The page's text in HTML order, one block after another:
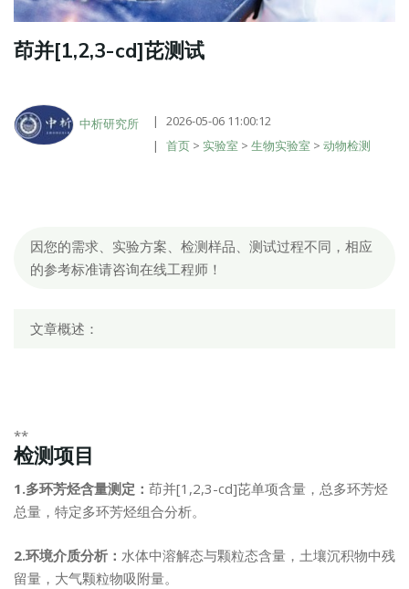
茚并[1,2,3-cd]芘测试
中析研究所
2026-05-06 11:00:12
首页 > 实验室 > 生物实验室 > 动物检测
因您的需求、实验方案、检测样品、测试过程不同，相应
的参考标准请咨询在线工程师！
文章概述：
**
检测项目
1.多环芳烃含量测定： 茚并[1,2,3-cd]芘单项含量，总多环芳烃
总量，特定多环芳烃组合分析。
2.环境介质分析： 水体中溶解态与颗粒态含量，土壤沉积物中残
留量，大气颗粒物吸附量。